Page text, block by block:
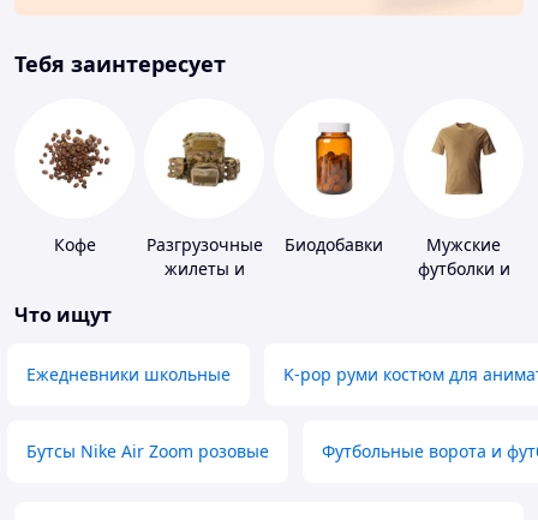
Тебя заинтересует
Кофе
Разгрузочные
жилеты и
Биодобавки
Мужские
футболки и
Что ищут
Ежедневники школьные K-pop руми костюм для
Бутсы Nike Air Zoom розовые Футбольные ворота и